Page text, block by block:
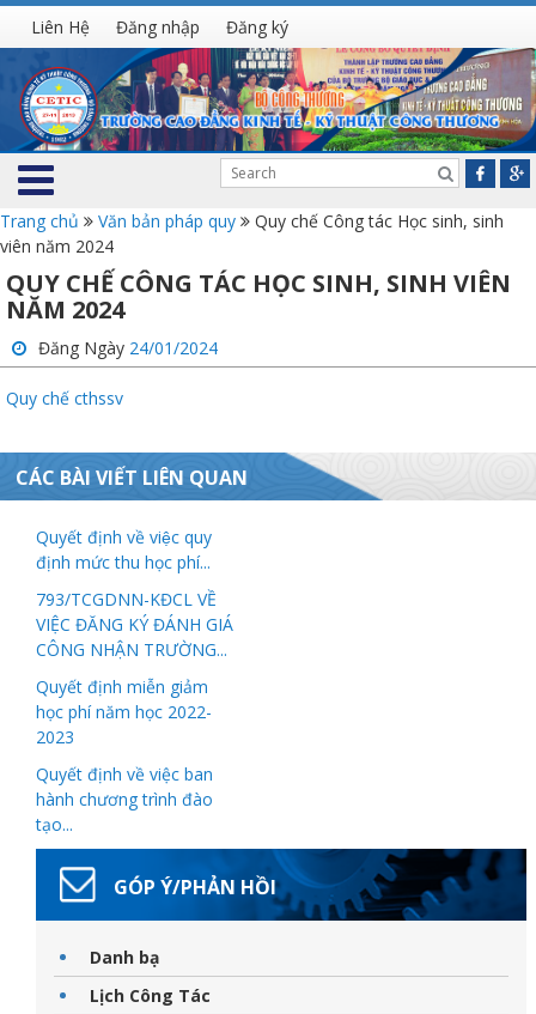
Liên Hệ Đăng nhập Đăng ký
Trang chủ Văn bản pháp quy
Quy chế Công tác Học sinh, sinh
viên năm 2024
QUY CHẾ CÔNG TÁC HỌC SINH, SINH VIÊN
NĂM 2024
Đăng Ngày 24/01/2024
Quy chế cthssv
CÁC BÀI VIẾT LIÊN QUAN
Quyết định về việc quy
định mức thu học phí...
793/TCGDNN-KĐCL VỀ
VIỆC ĐĂNG KÝ ĐÁNH GIÁ
CÔNG NHẬN TRƯỜNG...
Quyết định miễn giảm
học phí năm học 2022-
2023
Quyết định về việc ban
hành chương trình đào
tạo...
GÓP Ý/PHẢN HỒI
Danh bạ
Lịch Công Tác